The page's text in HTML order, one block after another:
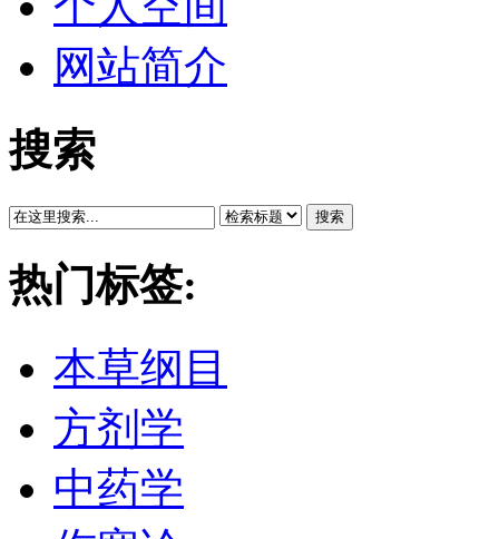
网站简介
搜索
搜索
热门标签:
本草纲目
方剂学
中药学